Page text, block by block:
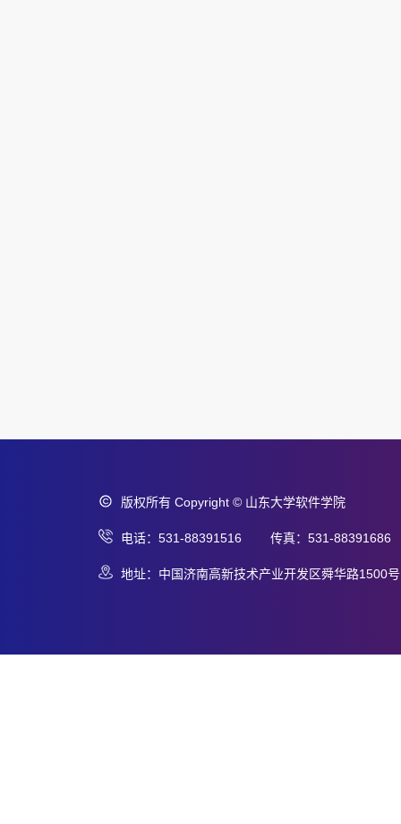
版权所有 Copyright © 山东大学软件学院
电话：531-88391516 传真：531-88391686
地址：中国济南高新技术产业开发区舜华路